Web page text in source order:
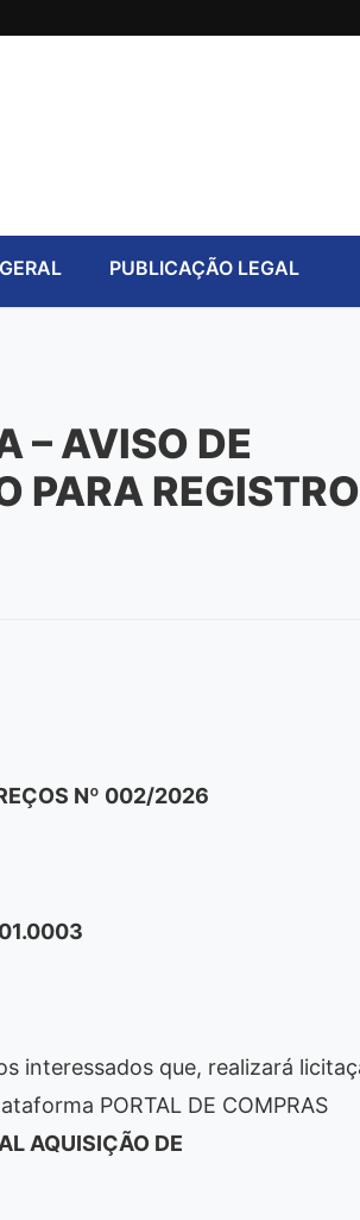
GERAL PUBLICAÇÃO LEGAL
– AVISO DE
PARA REGISTRO
Nº 002/2026
interessados que, realizará
PORTAL DE COMPRAS
AQUISIÇÃO DE